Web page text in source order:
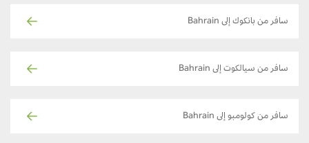
سافر من بانكوك إلى Bahrain
سافر من سيالكوت إلى Bahrain
سافر من كولومبو إلى Bahrain